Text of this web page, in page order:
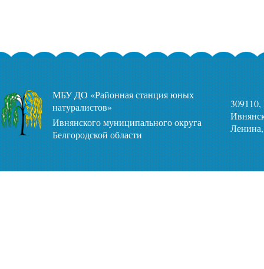
МБУ ДО «Районная станция юных
натуралистов»
Ивнянского муниципального округа
Белгородской области
309110,